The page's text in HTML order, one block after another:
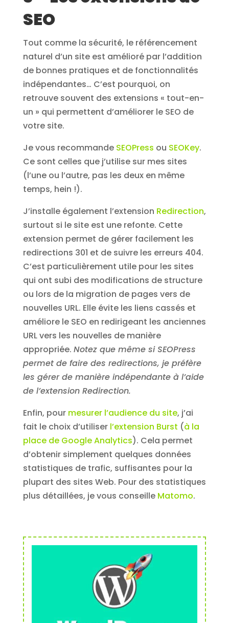
SEO
Tout comme la sécurité, le référencement
naturel d’un site est amélioré par l’addition
de bonnes pratiques et de fonctionnalités
indépendantes… C’est pourquoi, on
retrouve souvent des extensions « tout-en-
un » qui permettent d’améliorer le SEO de
votre site.
Je vous recommande SEOPress ou SEOKey.
Ce sont celles que j’utilise sur mes sites
(l’une ou l’autre, pas les deux en même
temps, hein !).
J’installe également l’extension Redirection,
surtout si le site est une refonte. Cette
extension permet de gérer facilement les
redirections 301 et de suivre les erreurs 404.
C’est particulièrement utile pour les sites
qui ont subi des modifications de structure
ou lors de la migration de pages vers de
nouvelles URL. Elle évite les liens cassés et
améliore le SEO en redirigeant les anciennes
URL vers les nouvelles de manière
appropriée. Notez que même si SEOPress
permet de faire des redirections, je préfère
les gérer de manière indépendante à l’aide
de l’extension Redirection.
Enfin, pour mesurer l’audience du site, j’ai
fait le choix d’utiliser l’extension Burst (à la
place de Google Analytics). Cela permet
d’obtenir simplement quelques données
statistiques de trafic, suffisantes pour la
plupart des sites Web. Pour des statistiques
plus détaillées, je vous conseille Matomo.